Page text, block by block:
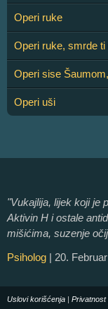
Operi ruke
Operi ruke, smrde ti
Operi sise
Operi uši
"Vukajlija, lijek koji je
Aktivin H i ostale
mišićima, suzenje
Psiholog | 20.
Uslovi korišćenja | Privatnost